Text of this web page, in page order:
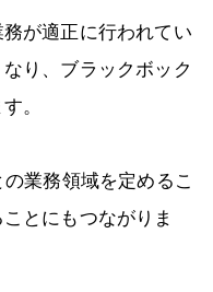
が適正に行われてい
り、ブラックボック
。
業務領域を定めるこ
とにもつながりま